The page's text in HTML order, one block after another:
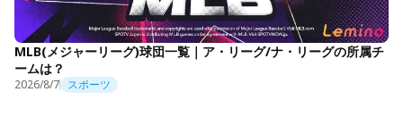
MLB(メジャーリーグ)球団一覧｜ア・リーグ/ナ・リーグの所属チ
ームは？
2026/8/7 スポーツ